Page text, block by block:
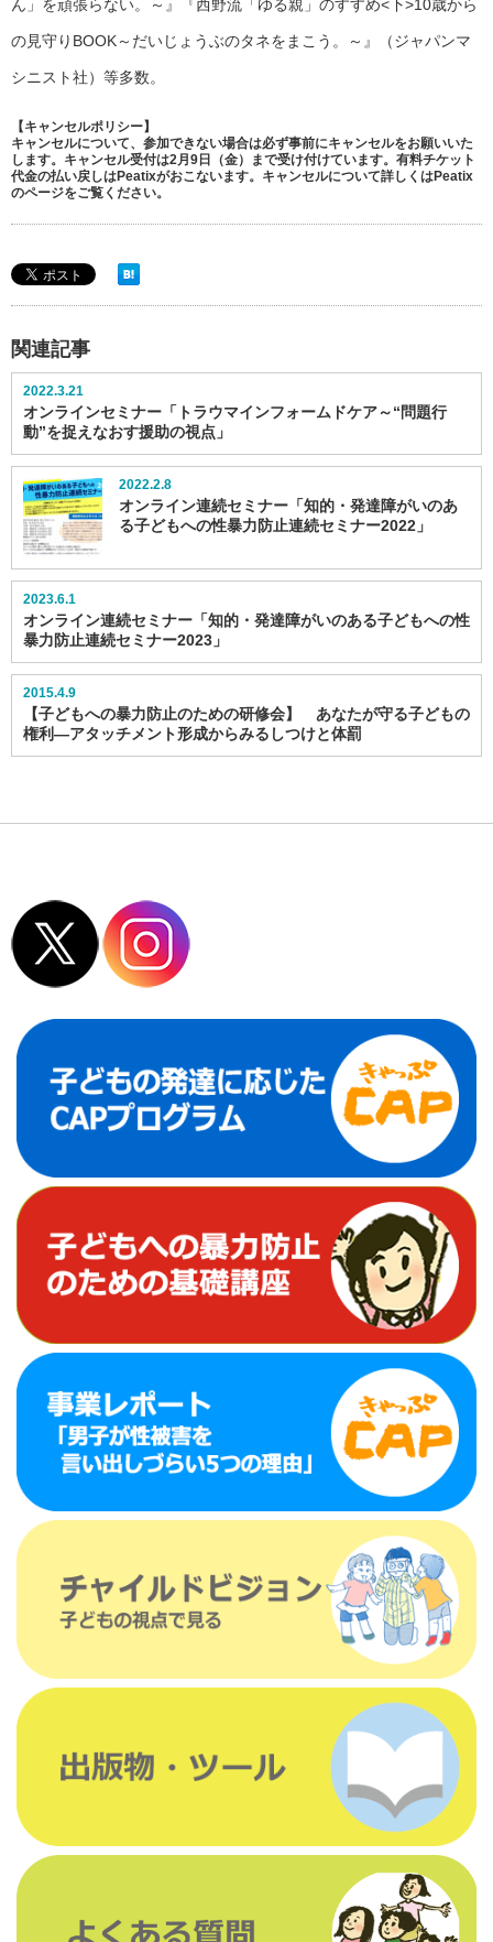
ん」を頑張らない。～』『西野流「ゆる親」のすすめ<下>10歳から
の見守りBOOK～だいじょうぶのタネをまこう。～』（ジャパンマ
シニスト社）等多数。
【キャンセルポリシー】
キャンセルについて、参加できない場合は必ず事前にキャンセルをお願いいた
します。キャンセル受付は2月9日（金）まで受け付けています。有料チケット
代金の払い戻しはPeatixがおこないます。キャンセルについて詳しくはPeatix
のページをご覧ください。
関連記事
2022.3.21
オンラインセミナー「トラウマインフォームドケア～“問題行
動”を捉えなおす援助の視点」
2022.2.8
オンライン連続セミナー「知的・発達障がいのあ
る子どもへの性暴力防止連続セミナー2022」
2023.6.1
オンライン連続セミナー「知的・発達障がいのある子どもへの性
暴力防止連続セミナー2023」
2015.4.9
【子どもへの暴力防止のための研修会】 あなたが守る子どもの
権利―アタッチメント形成からみるしつけと体罰